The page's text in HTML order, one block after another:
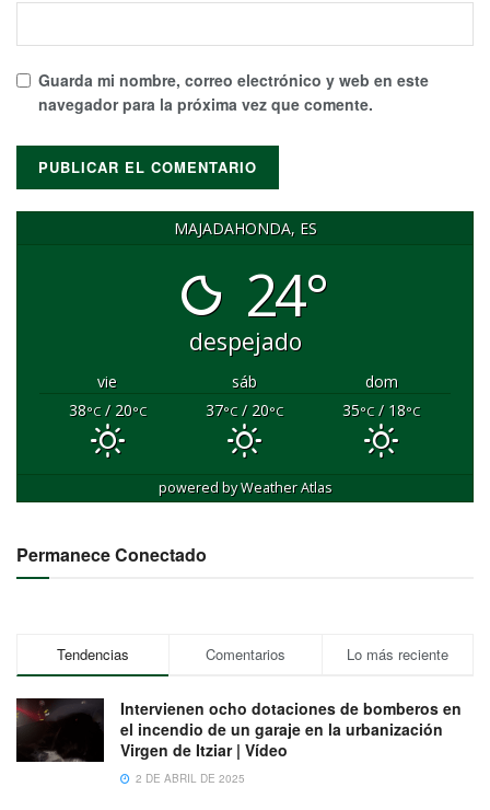
Guarda mi nombre, correo electrónico y web en este
navegador para la próxima vez que comente.
MAJADAHONDA, ES
24°
despejado
vie sáb
dom
38°C/ 20°C 37°C/ 20°C 35°C/ 18°C
powered byWeather Atlas
Permanece Conectado
Tendencias Comentarios Lo más reciente
Intervienen ocho dotaciones de bomberos en
el incendio de un garaje en la urbanización
Virgen de Itziar | Vídeo
2 DE ABRIL DE 2025